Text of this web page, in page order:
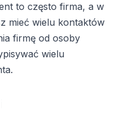
to często firma, a w
mieć wielu kontaktów
firmę od osoby
wielu